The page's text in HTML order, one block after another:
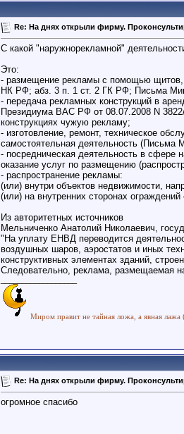
Re: На днях открыли фирму.
С какой "наружнорекламной"
Это:
- размещение рекламы с помощью щитов,
НК РФ; абз. 3 п. 1 ст. 2 ГК РФ; Письма
- передача рекламных конструкций в
Президиума ВАС РФ от 08.07.2008 N
конструкциях чужую рекламу;
- изготовление, ремонт, техническое
самостоятельная деятельность (Письма
- посредническая деятельность в
оказание услуг по размещению
- распространение рекламы:
(или) внутри объектов недвижимости,
(или) на внутренних сторонах
Из авторитетных источников
Мельниченко Анатолий Николаевич,
"На уплату ЕНВД переводится
воздушных шаров, аэростатов и иных
конструктивных элементах зданий,
Следовательно, реклама, размещаемая
Миром правит не тайная ложа, а явная лажа
Re: На днях открыли фирму.
огромное спасибо